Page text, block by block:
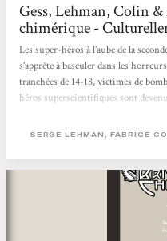
Gess, Lehman, Colin &
chimérique -
Les super-héros à l’aube de la
s’apprête à basculer dans les
tranchées de 14-18, victimes de
héros superscientifiques sont
londonien, est le protecteur officiel
SERGE LEHMAN, FABRICE